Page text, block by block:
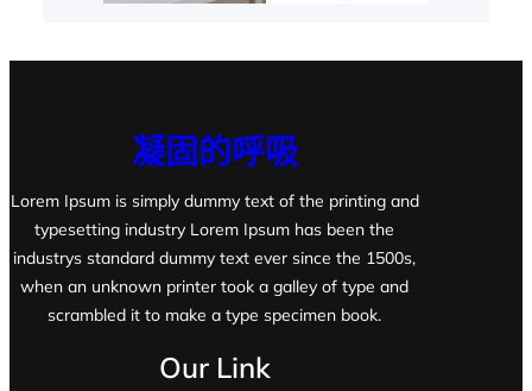
凝固的呼吸
Lorem Ipsum is simply dummy text of the printing and
typesetting industry Lorem Ipsum has been the
industrys standard dummy text ever since the 1500s,
when an unknown printer took a galley of type and
scrambled it to make a type specimen book.
Our Link